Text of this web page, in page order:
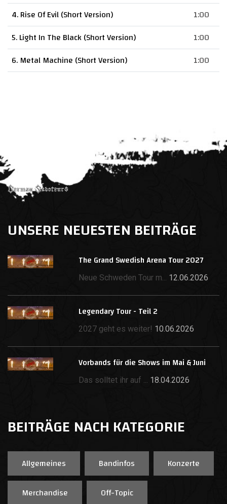
4. Rise Of Evil (Short Version)
1:00
5. Light In The Black (Short Version)
1:00
6. Metal Machine (Short Version)
1:00
UNSERE NEUESTEN BEITRÄGE
The Grand Swedish Arena Tour 2027
Neue Schweden Tour m... 12.06.2026
Legendary Tour - Teil 2
2027 geht es weiter! 10.06.2026
Vorbands für die Shows im Mai & Juni
Das solltet ihr auf ... 18.04.2026
BEITRÄGE NACH KATEGORIE
Allgemeines Bandinfos
Konzerte
Merchandise
Off-Topic